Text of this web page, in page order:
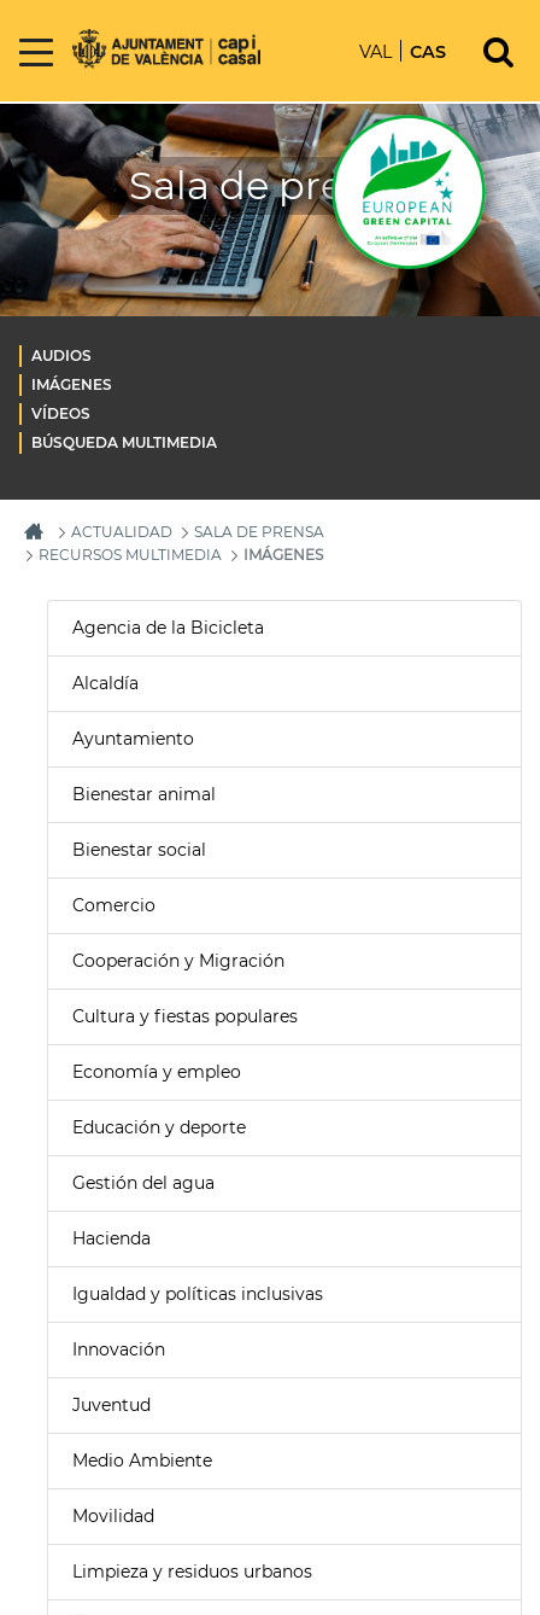
VAL CAS
Sala de prensa
AUDIOS
IMÁGENES
VÍDEOS
BÚSQUEDA MULTIMEDIA
ACTUALIDAD
SALA DE PRENSA
RECURSOS MULTIMEDIA
IMÁGENES
Agencia de la Bicicleta
Alcaldía
Ayuntamiento
Bienestar animal
Bienestar social
Comercio
Cooperación y Migración
Cultura y fiestas populares
Economía y empleo
Educación y deporte
Gestión del agua
Hacienda
Igualdad y políticas inclusivas
Innovación
Juventud
Medio Ambiente
Movilidad
Limpieza y residuos urbanos